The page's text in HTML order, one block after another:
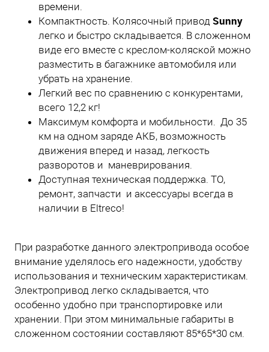
времени.
Компактность. Колясочный привод Sunny
легко и быстро складывается. В сложенном
виде его вместе с креслом-коляской можно
разместить в багажнике автомобиля или
убрать на хранение.
Легкий вес по сравнению с конкурентами,
всего 12,2 кг!
Максимум комфорта и мобильности. До 35
км на одном заряде АКБ, возможность
движения вперед и назад, легкость
разворотов и маневрирования.
Доступная техническая поддержка. ТО,
ремонт, запчасти и аксессуары всегда в
наличии в Eltreco!
При разработке данного электропривода особое
внимание уделялось его надежности, удобству
использования и техническим характеристикам.
Электропривод легко складывается, что
особенно удобно при транспортировке или
хранении. При этом минимальные габариты в
сложенном состоянии составляют 85*65*30 см.